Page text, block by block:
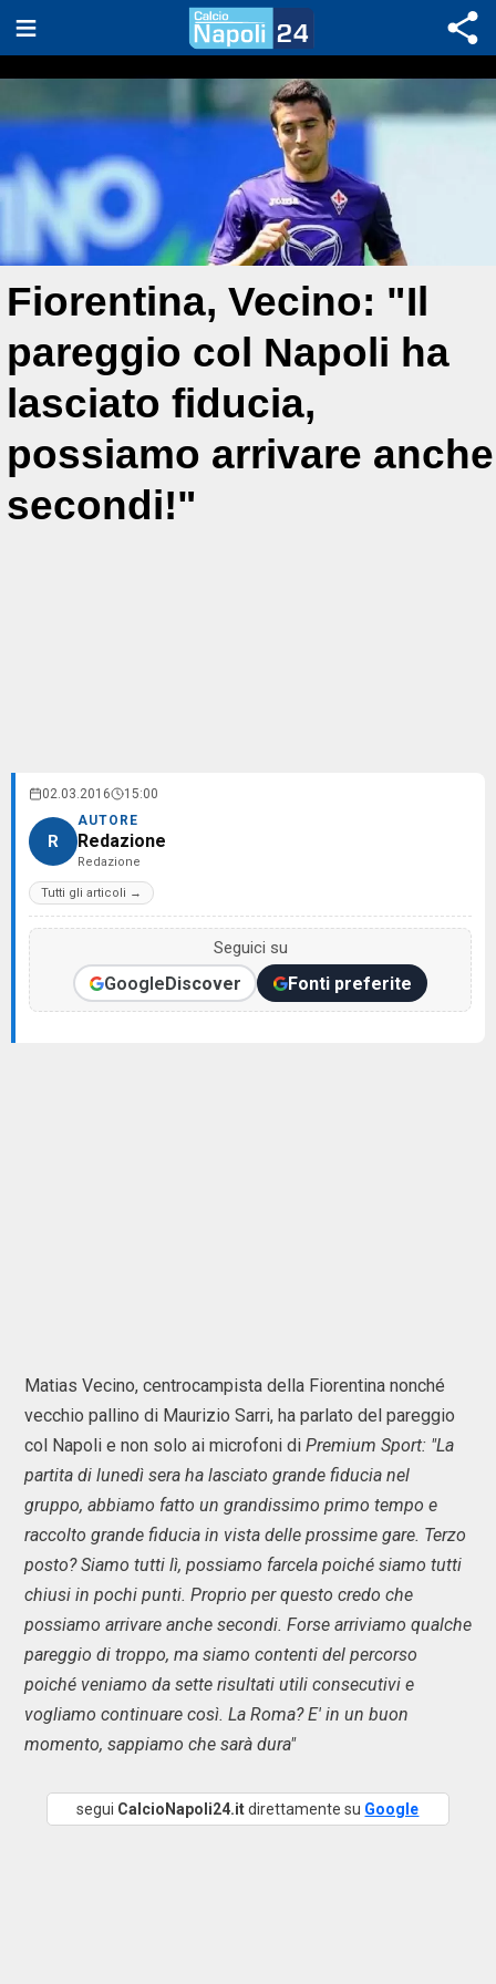
Fiorentina, Vecino: "Il
pareggio col Napoli ha
lasciato fiducia,
possiamo arrivare anche
secondi!"
02.03.2016 15:00
R
AUTORE
Redazione
Redazione
Tutti gli articoli →
Seguici su
GoogleDiscover Fonti preferite
Matias Vecino, centrocampista della Fiorentina nonché
vecchio pallino di Maurizio Sarri, ha parlato del pareggio
col Napoli e non solo ai microfoni di Premium Sport: "La
partita di lunedì sera ha lasciato grande fiducia nel
gruppo, abbiamo fatto un grandissimo primo tempo e
raccolto grande fiducia in vista delle prossime gare. Terzo
posto? Siamo tutti lì, possiamo farcela poiché siamo tutti
chiusi in pochi punti. Proprio per questo credo che
possiamo arrivare anche secondi. Forse arriviamo qualche
pareggio di troppo, ma siamo contenti del percorso
poiché veniamo da sette risultati utili consecutivi e
vogliamo continuare così. La Roma? E' in un buon
momento, sappiamo che sarà dura"
segui CalcioNapoli24.itdirettamente su Google